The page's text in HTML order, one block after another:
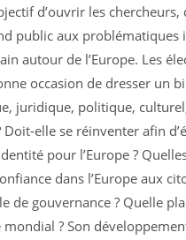
d’ouvrir les
public aux
autour de l’Europe. Les
occasion de dresser un
juridique, politique,
Doit-elle se réinventer afin
pour l’Europe ?
dans l’Europe aux
de gouvernance ? Quelle
? Son